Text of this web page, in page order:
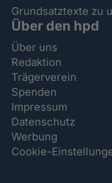
Grundsatztexte zu
Über den hpd
Über uns
Redaktion
Trägerverein
Spenden
Impressum
Datenschutz
Werbung
Cookie-